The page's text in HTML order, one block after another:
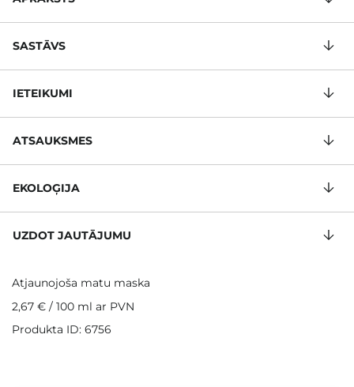
SASTĀVS
IETEIKUMI
ATSAUKSMES
EKOLOĢIJA
UZDOT JAUTĀJUMU
Atjaunojoša matu maska
2,67 € / 100 ml ar PVN
Produkta ID: 6756